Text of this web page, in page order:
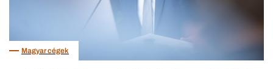
Magyar cégek